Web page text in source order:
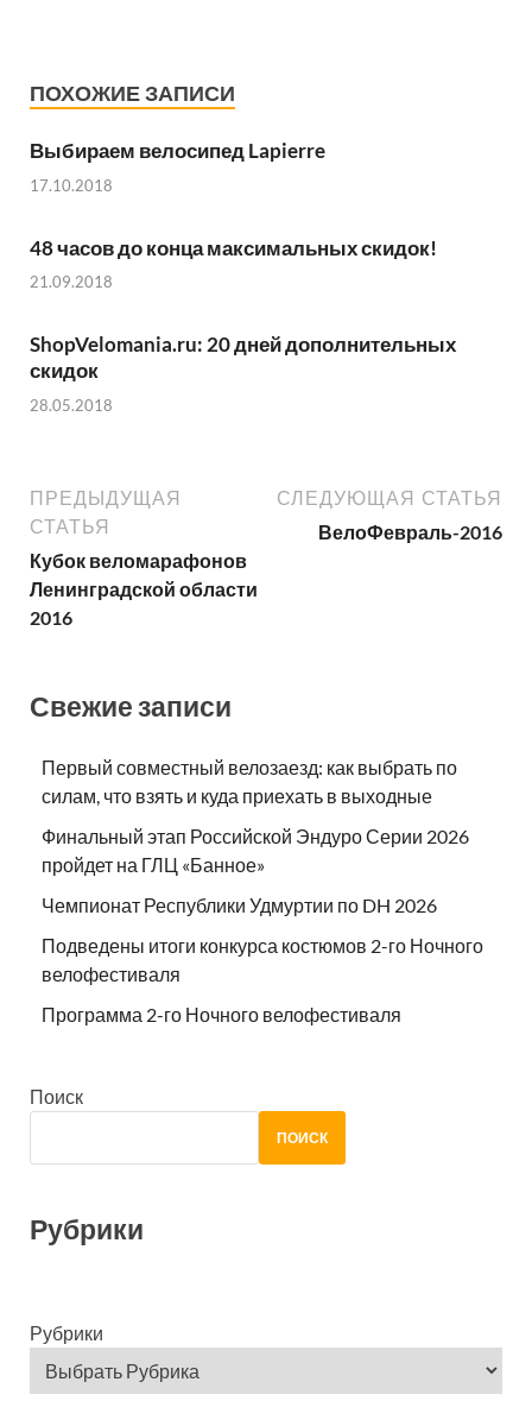
ПОХОЖИЕ ЗАПИСИ
Выбираем велосипед Lapierre
17.10.2018
48 часов до конца максимальных скидок!
21.09.2018
ShopVelomania.ru: 20 дней дополнительных
скидок
28.05.2018
ПРЕДЫДУЩАЯ
СТАТЬЯ
Кубок веломарафонов
Ленинградской области
2016
СЛЕДУЮЩАЯ СТАТЬЯ
ВелоФевраль-2016
Свежие записи
Первый совместный велозаезд: как выбрать по
силам, что взять и куда приехать в выходные
Финальный этап Российской Эндуро Серии 2026
пройдет на ГЛЦ «Банное»
Чемпионат Республики Удмуртии по DH 2026
Подведены итоги конкурса костюмов 2-го Ночного
велофестиваля
Программа 2-го Ночного велофестиваля
Поиск
ПОИСК
Рубрики
Рубрики